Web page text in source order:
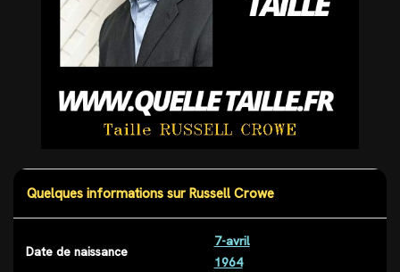
Quelques informations sur Russell Crowe
Date de naissance
7-avril
1964